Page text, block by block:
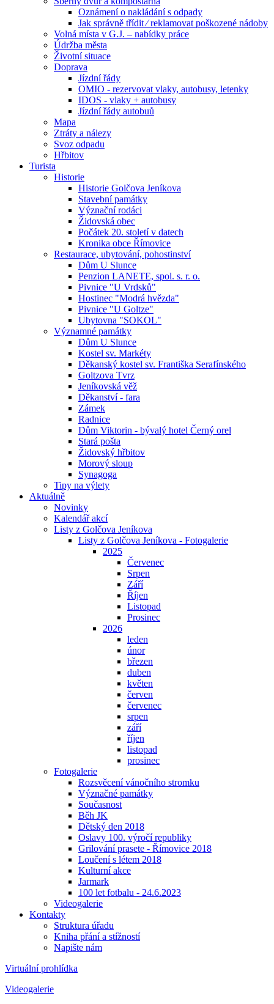
Oznámení o nakládání s odpady
Jak správně třídit ⁄ reklamovat poškozené nádoby
Volná místa v G.J. – nabídky práce
Údržba města
Životní situace
Doprava
Jízdní řády
OMIO - rezervovat vlaky, autobusy, letenky
IDOS - vlaky + autobusy
Jízdní řády autobuů
Mapa
Ztráty a nálezy
Svoz odpadu
Hřbitov
Turista
Historie
Historie Golčova Jeníkova
Stavební památky
Význační rodáci
Židovská obec
Počátek 20. století v datech
Kronika obce Římovice
Restaurace, ubytování, pohostinství
Dům U Slunce
Penzion LANETE, spol. s. r. o.
Pivnice "U Vrdsků"
Hostinec "Modrá hvězda"
Pivnice "U Goltze"
Ubytovna "SOKOL"
Významné památky
Dům U Slunce
Kostel sv. Markéty
Děkanský kostel sv. Františka Serafínského
Goltzova Tvrz
Jeníkovská věž
Děkanství - fara
Zámek
Radnice
Dům Viktorin - bývalý hotel Černý orel
Stará pošta
Židovský hřbitov
Morový sloup
Synagoga
Tipy na výlety
Aktuálně
Novinky
Kalendář akcí
Listy z Golčova Jeníkova
Listy z Golčova Jeníkova - Fotogalerie
2025
Červenec
Srpen
Září
Říjen
Listopad
Prosinec
2026
leden
únor
březen
duben
květen
červen
červenec
srpen
září
říjen
listopad
prosinec
Fotogalerie
Rozsvěcení vánočního stromku
Význačné památky
Současnost
Běh JK
Dětský den 2018
Oslavy 100. výročí republiky
Grilování prasete - Římovice 2018
Loučení s létem 2018
Kulturní akce
Jarmark
100 let fotbalu - 24.6.2023
Videogalerie
Kontakty
Struktura úřadu
Kniha přání a stížností
Napište nám
Virtuální prohlídka
Videogalerie